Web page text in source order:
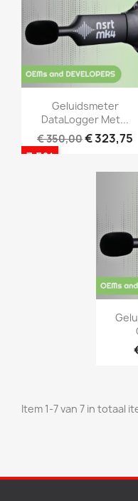
Snel bekijken
Geluidsmeter
DataLogger Met...
€ 350,00
-7,5%
€ 323,75

Item 1-7 van 7 in totaal